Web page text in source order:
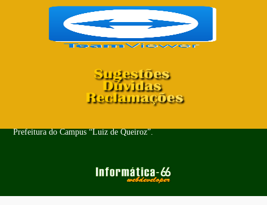
Prefeitura do Campus “Luiz de Queiroz”.